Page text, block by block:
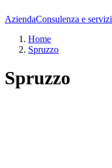
AziendaConsulenza e servizi
Home
Spruzzo
Spruzzo